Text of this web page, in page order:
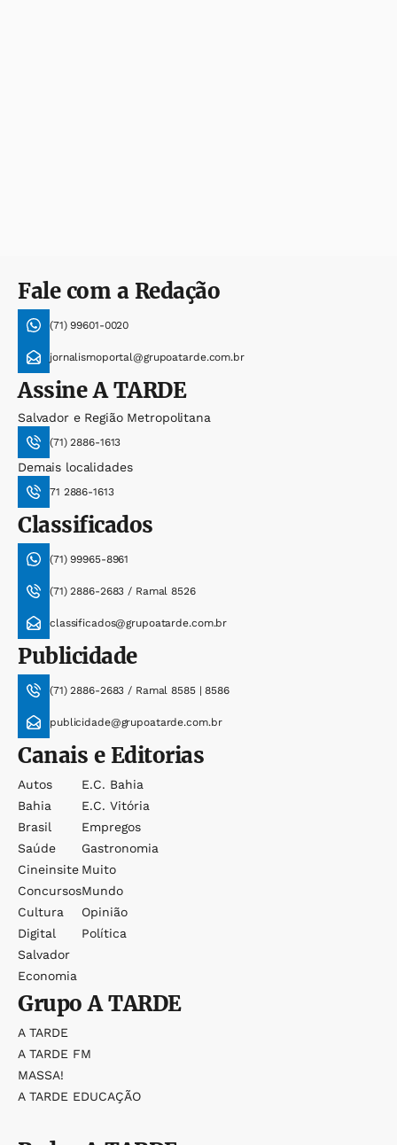
Fale com a Redação
(71) 99601-0020
jornalismoportal@grupoatarde.com.br
AssineA TARDE
Salvador e Região Metropolitana
(71) 2886-1613
Demais localidades
71 2886-1613
Classificados
(71) 99965-8961
(71) 2886-2683 / Ramal 8526
classificados@grupoatarde.com.br
Publicidade
(71) 2886-2683 / Ramal 8585 | 8586
publicidade@grupoatarde.com.br
Canais e Editorias
Autos
Bahia
Brasil
Saúde
Cineinsite
Concursos
Cultura
Digital
Salvador
Economia
E.c. Bahia
E.c. Vitória
Empregos
Gastronomia
Muito
Mundo
Opinião
Política
GrupoA TARDE
A TARDE
A TARDE FM
MASSA!
A TARDE EDUCAÇÃO